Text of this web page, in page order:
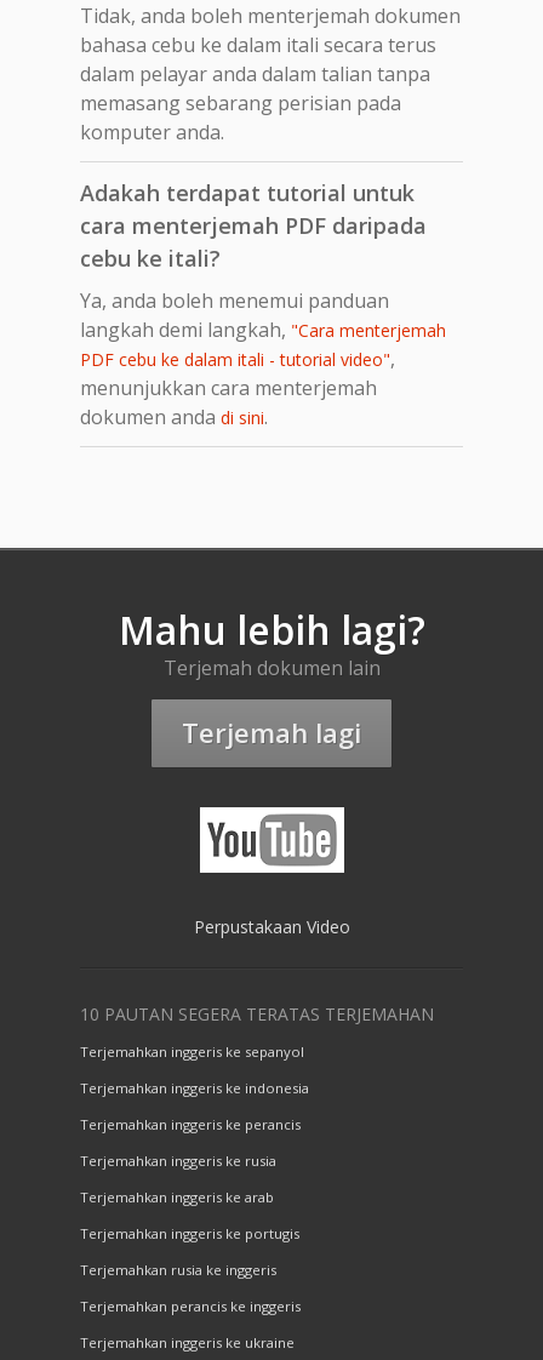
Tidak, anda boleh menterjemah dokumen
bahasa cebu ke dalam itali secara terus
dalam pelayar anda dalam talian tanpa
memasang sebarang perisian pada
komputer anda.
Adakah terdapat tutorial untuk
cara menterjemah PDF daripada
cebu ke itali?
Ya, anda boleh menemui panduan
langkah demi langkah, "Cara menterjemah
PDF cebu ke dalam itali - tutorial video",
menunjukkan cara menterjemah
dokumen anda di sini.
Mahu lebih lagi?
Terjemah dokumen lain
Terjemah lagi
Perpustakaan Video
10 PAUTAN SEGERA TERATAS TERJEMAHAN
Terjemahkan inggeris ke sepanyol
Terjemahkan inggeris ke indonesia
Terjemahkan inggeris ke perancis
Terjemahkan inggeris ke rusia
Terjemahkan inggeris ke arab
Terjemahkan inggeris ke portugis
Terjemahkan rusia ke inggeris
Terjemahkan perancis ke inggeris
Terjemahkan inggeris ke ukraine